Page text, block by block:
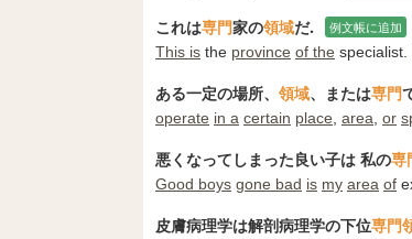
これは専門家の領域だ. 例文帳に追加
This is the province of the specialist.
ある一定の場所、 領域、または専門
operate in a certain place area or
悪くなってしまった良い子は 私の専
Good boys gone bad is my area of
皮膚病理学は解剖病理学の下位専門